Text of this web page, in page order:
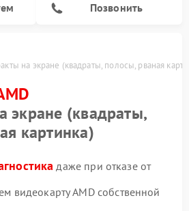
Позвонить
на экране (квадраты, полосы, рваная
экране (квадраты,
картинка)
даже при отказе от
видеокарту AMD собственной